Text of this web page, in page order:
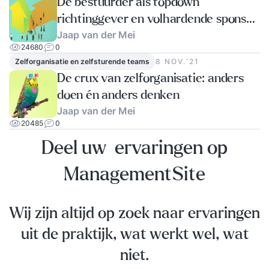
richtinggever en volhardende sponsor
naar zelforganisatie
Jaap van der Mei
24680
0
Zelforganisatie en zelfsturende teams
8 NOV.‘21
De crux van zelforganisatie: anders
doen én anders denken
Jaap van der Mei
20485 0
Deel uw ervaringen op
ManagementSite
Wij zijn altijd op zoek naar ervaringen
uit de praktijk, wat werkt wel, wat
niet.